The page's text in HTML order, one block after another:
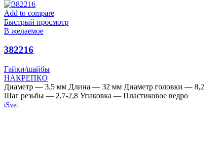
Add to compare
Быстрый просмотр
В желаемое
382216
Гайки/шайбы
НАКРЕПКО
Диаметр — 3,5 мм Длина — 32 мм Диаметр головки — 8,2
Шаг резьбы — 2,7-2,8 Упаковка — Пластиковое ведро
iSvet